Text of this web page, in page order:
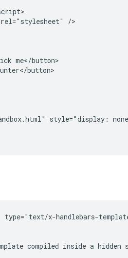
/>
me</button>
button>
style="display:
x-handlebars-
compiled inside a hidden